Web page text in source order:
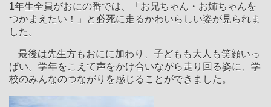
1年生全員がおにの番では、「お兄ちゃん・お姉ちゃんを
つかまえたい！」と必死に走るかわいらしい姿が見られま
した。
最後は先生方もおにに加わり、子どもも大人も笑顔いっ
ぱい。学年をこえて声をかけ合いながら走り回る姿に、学
校のみんなのつながりを感じることができました。